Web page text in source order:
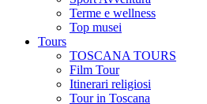
Terme e wellness
Top musei
Tours
TOSCANA TOURS
Film Tour
Itinerari religiosi
Tour in Toscana